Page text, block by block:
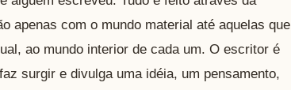
apenas com o mundo material até aquelas que
ao mundo interior de cada um. O escritor é
surgir e divulga uma idéia, um pensamento,